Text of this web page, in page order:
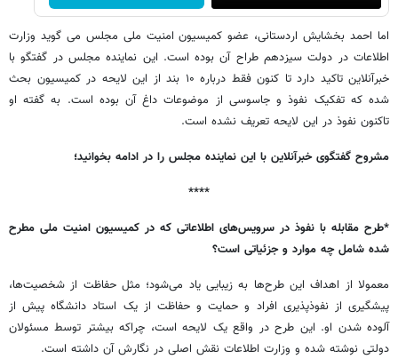
اما احمد بخشایش اردستانی، عضو کمیسیون امنیت ملی مجلس می گوید وزارت
اطلاعات در دولت سیزدهم طراح آن بوده است. این نماینده مجلس در گفتگو با
خبرآنلاین تاکید دارد تا کنون فقط درباره ۱۰ بند از این لایحه در کمیسیون بحث
شده که تفکیک نفوذ و جاسوسی از موضوعات داغ آن بوده است. به گفته او
تاکنون نفوذ در این لایحه تعریف نشده است.
مشروح گفتگوی خبرآنلاین با این نماینده مجلس را در ادامه بخوانید؛
****
*طرح مقابله با نفوذ در سرویس‌های اطلاعاتی که در کمیسیون امنیت ملی مطرح
شده شامل چه موارد و جزئیاتی است؟
معمولا از اهداف این طرح‌ها به زیبایی یاد می‌شود؛ مثل حفاظت از شخصیت‌ها،
پیشگیری از نفوذپذیری افراد و حمایت و حفاظت از یک استاد دانشگاه پیش از
آلوده شدن او. این طرح در واقع یک لایحه است، چراکه بیشتر توسط مسئولان
دولتی نوشته شده و وزارت اطلاعات نقش اصلی در نگارش آن داشته است.